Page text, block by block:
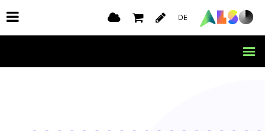
DE